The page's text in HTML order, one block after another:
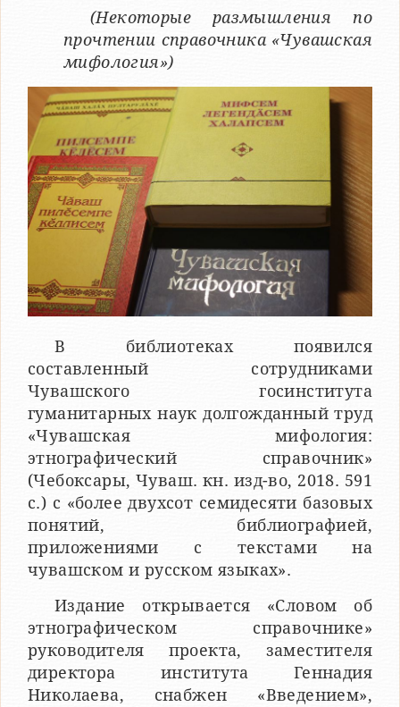
(Некоторые размышления по
прочтении справочника «Чувашская
мифология»)
В библиотеках появился
составленный сотрудниками
Чувашского госинститута
гуманитарных наук долгожданный труд
«Чувашская мифология:
этнографический справочник»
(Чебоксары, Чуваш. кн. изд-во, 2018. 591
с.) с «более двухсот семидесяти базовых
понятий, библиографией,
приложениями с текстами на
чувашском и русском языках».
Издание открывается «Словом об
этнографическом справочнике»
руководителя проекта, заместителя
директора института Геннадия
Николаева, снабжен «Введением»,